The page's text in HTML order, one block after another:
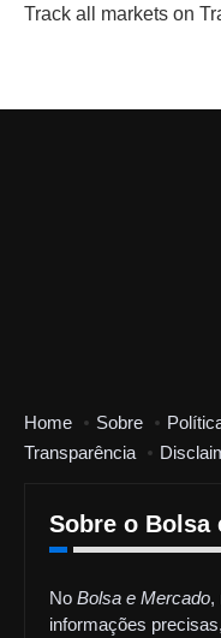
Track all markets on
Home Sobre
Transparência
Sobre o Bolsa
No Bolsa e Mercado,
informações